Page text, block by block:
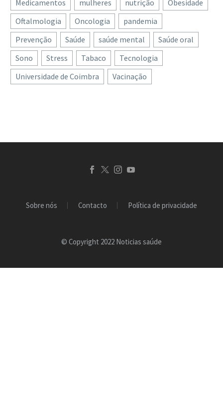
Medicamentos
mulheres nutrição
Obesidade
Oftalmologia
Oncologia
pandemia
Prevenção
Saúde saúde mental
Saúde oral
Sono
Stress Tabaco
Tecnologia
Universidade de Coimbra
Vacinação
Sobre nós Contacto Política de privacidade
© Copyright 2022 Noticias saúde